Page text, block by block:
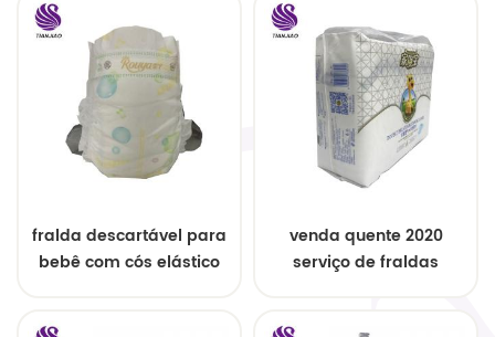
fralda descartável para
bebê com cós elástico
venda quente 2020
serviço de fraldas